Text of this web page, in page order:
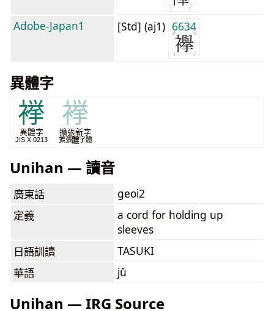
Adobe-Japan1 [Std] (aj1) 6634
異體字
𧜎
異體字
JIS X 0213
𧜎
擴張新字
體
擴張新字體
Unihan — 讀音
廣東話
geoi2
定義
a cord for holding up
sleeves
日語訓讀
TASUKI
華語
jǔ
Unihan — IRG Source